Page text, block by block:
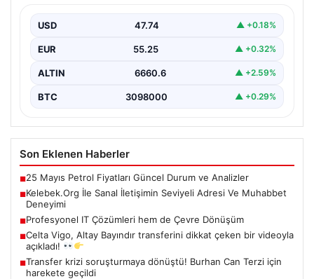
oluşturması kritik bir hassasiyet taşımaktadır. Halen
çeşitli…
USD 47.74 ▲ +0.18%
EUR 55.25 ▲ +0.32%
ALTIN 6660.6 ▲ +2.59%
BTC 3098000 ▲ +0.29%
Son Eklenen Haberler
■25 Mayıs Petrol Fiyatları Güncel Durum ve Analizler
■Kelebek.Org İle Sanal İletişimin Seviyeli Adresi Ve Muhabbet
Deneyimi
■Profesyonel IT Çözümleri hem de Çevre Dönüşüm
■Celta Vigo, Altay Bayındır transferini dikkat çeken bir videoyla
açıkladı!
■Transfer krizi soruşturmaya dönüştü! Burhan Can Terzi için
harekete geçildi